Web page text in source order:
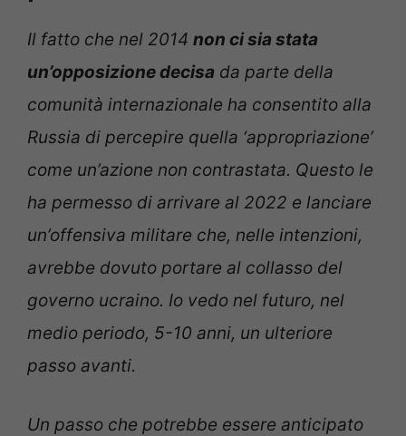
Il fatto che nel 2014 non ci sia stata
un’opposizione decisa da parte della
comunità internazionale ha consentito alla
Russia di percepire quella ‘appropriazione’
come un’azione non contrastata. Questo le
ha permesso di arrivare al 2022 e lanciare
un’offensiva militare che, nelle intenzioni,
avrebbe dovuto portare al collasso del
governo ucraino. Io vedo nel futuro, nel
medio periodo, 5-10 anni, un ulteriore
passo avanti.
Un passo che potrebbe essere anticipato